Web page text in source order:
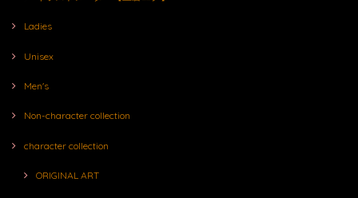
Ladies
Unisex
Men's
Non-character collection
character collection
ORIGINAL ART